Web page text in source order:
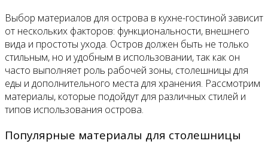
Выбор материалов для острова в кухне-гостиной зависит
от нескольких факторов: функциональности, внешнего
вида и простоты ухода. Остров должен быть не только
стильным, но и удобным в использовании, так как он
часто выполняет роль рабочей зоны, столешницы для
еды и дополнительного места для хранения. Рассмотрим
материалы, которые подойдут для различных стилей и
типов использования острова.
Популярные материалы для столешницы